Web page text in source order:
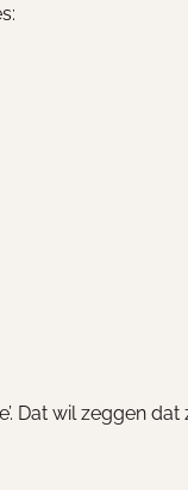
Dat wil zeggen